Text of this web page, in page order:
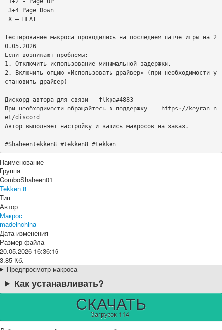
Тестирование макроса проводились на последнем патче игры на 2
0.05.2026
Если возникают проблемы:
1. Отключить использование минимальной задержки.
2. Включить опцию «Использовать драйвер» (при необходимости у
становить драйвер)
Дискорд автора для связи - flkpa#4883
При необходимости обращайтесь в поддержку -  https://keyran.n
et/discord
Автор выполняет настройку и запись макросов на заказ.
#Shaheentekken8 #tekken8 #tekken
Наименование
Группа
ComboShaheen01
Tekken 8
Тип
Автор
Макрос
madeinchina
Дата изменения
Размер файла
20.05.2026 16:36:16
3.85 Кб.
Предпросмотр макроса
Как устанавливать?
СКАЧАТЬ
Загрузок 114